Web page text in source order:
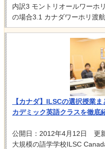
内訳3 モントリオールワーホ
の場合3.1 カナダワーホリ渡
【カナダ】ILSCの選択授業
カデミック英語クラスを徹底
公開日：2012年4月12日 更
大規模の語学学校ILSC